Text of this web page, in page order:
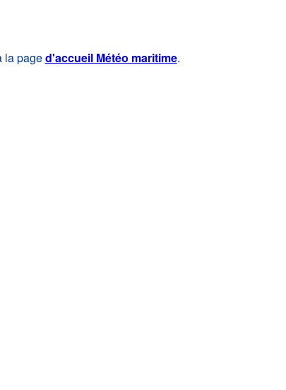
la paged'accueil Météo maritime.